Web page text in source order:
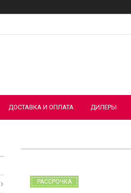
ДОСТАВКА И ОПЛАТА ДИЛЕРЫ
РАССРОЧКА